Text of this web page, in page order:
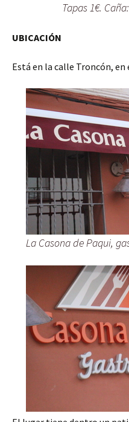
Tapas 1€.
UBICACIÓN
Está en la calle Troncón, en
La Casona de Paqui,